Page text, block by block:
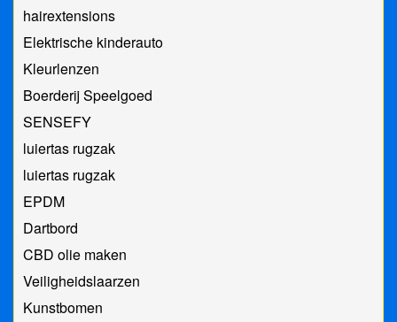
hairextensions
Elektrische kinderauto
Kleurlenzen
Boerderij Speelgoed
SENSEFY
luiertas rugzak
luiertas rugzak
EPDM
Dartbord
CBD olie maken
Veiligheidslaarzen
Kunstbomen